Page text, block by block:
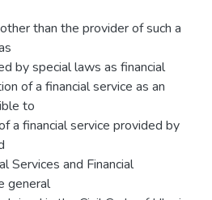
than the provider of such a
by special laws as financial
of a financial service as an
to
a financial service provided by
Services and Financial
general